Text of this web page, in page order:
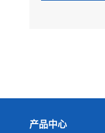
产品中心